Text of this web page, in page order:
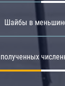
Шайбы в